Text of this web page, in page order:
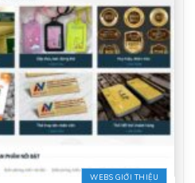
WEBS GIỚI THIỆU